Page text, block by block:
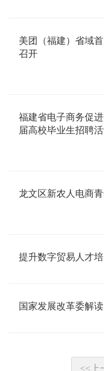
美团（福建）省域
召开
福建省电子商务促
届高校毕业生招聘
龙文区新农人电商
提升数字贸易人才
国家发展改革委解
<<